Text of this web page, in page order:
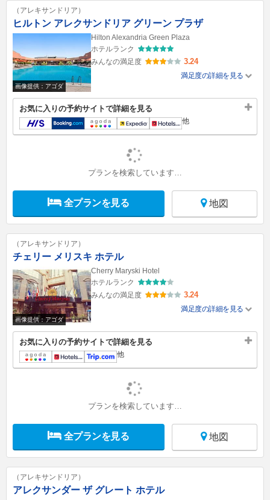
（アレキサンドリア）
ヒルトン アレクサンドリア グリーン プラザ
画像提供：アゴダ
Hilton Alexandria Green Plaza
ホテルランク
みんなの満足度
3.24
満足度の詳細を見る
お気に入りの予約サイトで詳細を見る
他
プランを検索しています…
全プランを見る 地図
（アレキサンドリア）
チェリー メリスキ ホテル
画像提供：アゴダ
Cherry Maryski Hotel
ホテルランク
みんなの満足度
3.24
満足度の詳細を見る
お気に入りの予約サイトで詳細を見る
他
プランを検索しています…
全プランを見る 地図
（アレキサンドリア）
アレクサンダー ザ グレート ホテル